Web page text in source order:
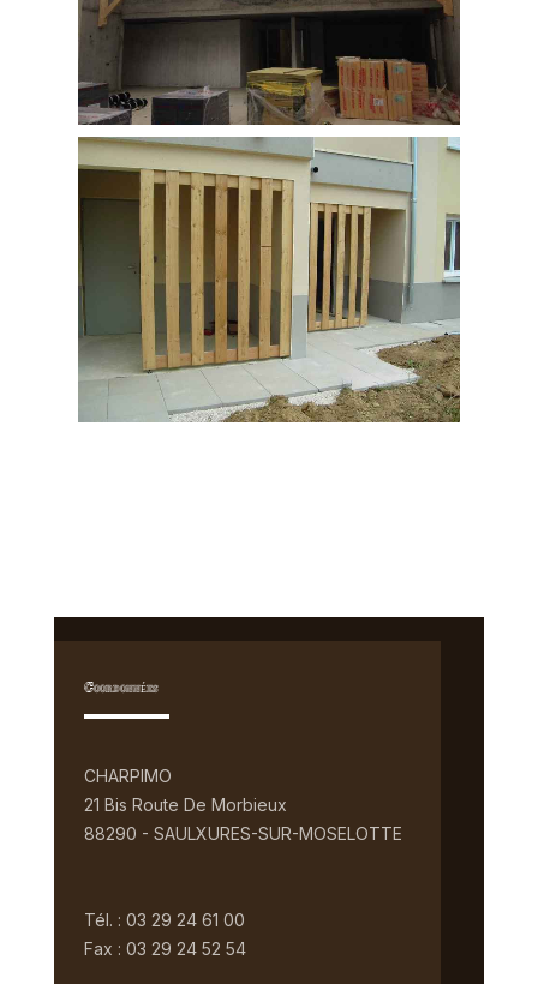
Coordonnées
CHARPIMO
21 Bis Route De Morbieux
88290 - SAULXURES-SUR-MOSELOTTE
Tél. : 03 29 24 61 00
Fax : 03 29 24 52 54